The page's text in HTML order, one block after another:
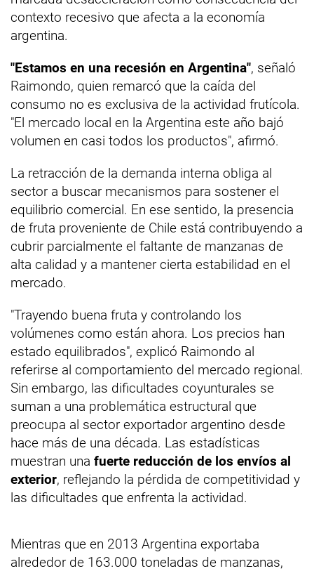
contexto recesivo que afecta a la economía
argentina.
"Estamos en una recesión en Argentina", señaló
Raimondo, quien remarcó que la caída del
consumo no es exclusiva de la actividad frutícola.
"El mercado local en la Argentina este año bajó
volumen en casi todos los productos", afirmó.
La retracción de la demanda interna obliga al
sector a buscar mecanismos para sostener el
equilibrio comercial. En ese sentido, la presencia
de fruta proveniente de Chile está contribuyendo a
cubrir parcialmente el faltante de manzanas de
alta calidad y a mantener cierta estabilidad en el
mercado.
"Trayendo buena fruta y controlando los
volúmenes como están ahora. Los precios han
estado equilibrados", explicó Raimondo al
referirse al comportamiento del mercado regional.
Sin embargo, las dificultades coyunturales se
suman a una problemática estructural que
preocupa al sector exportador argentino desde
hace más de una década. Las estadísticas
muestran una fuerte reducción de los envíos al
exterior, reflejando la pérdida de competitividad y
las dificultades que enfrenta la actividad.
Mientras que en 2013 Argentina exportaba
alrededor de 163.000 toneladas de manzanas,